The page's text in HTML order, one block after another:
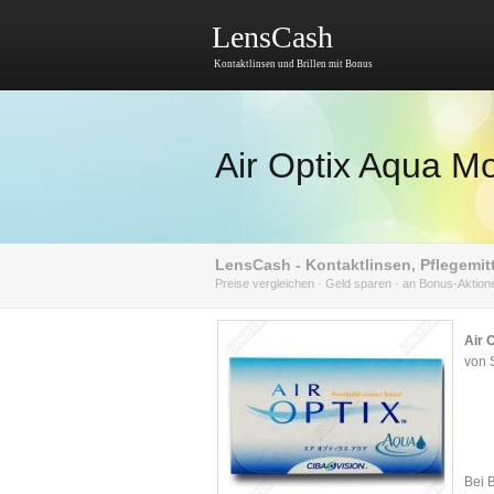
LensCash
Kontaktlinsen und Brillen mit Bonus
Air Optix Aqua
LensCash - Kontaktlinsen,
Preise vergleichen · Geld sparen · an Bonus-
Air
von
Bei